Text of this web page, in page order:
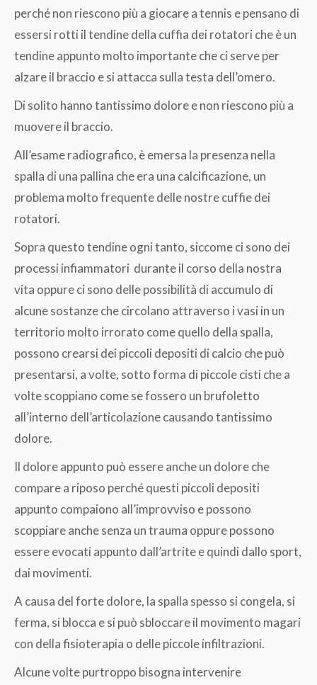
perché non riescono più a giocare a tennis e pensano di
essersi rotti il tendine della cuffia dei rotatori che è un
tendine appunto molto importante che ci serve per
alzare il braccio e si attacca sulla testa dell’omero.
Di solito hanno tantissimo dolore e non riescono più a
muovere il braccio.
All’esame radiografico, è emersa la presenza nella
spalla di una pallina che era una calcificazione, un
problema molto frequente delle nostre cuffie dei
rotatori.
Sopra questo tendine ogni tanto, siccome ci sono dei
processi infiammatori durante il corso della nostra
vita oppure ci sono delle possibilità di accumulo di
alcune sostanze che circolano attraverso i vasi in un
territorio molto irrorato come quello della spalla,
possono crearsi dei piccoli depositi di calcio che può
presentarsi, a volte, sotto forma di piccole cisti che a
volte scoppiano come se fossero un brufoletto
all’interno dell’articolazione causando tantissimo
dolore.
Il dolore appunto può essere anche un dolore che
compare a riposo perché questi piccoli depositi
appunto compaiono all’improvviso e possono
scoppiare anche senza un trauma oppure possono
essere evocati appunto dall’artrite e quindi dallo sport,
dai movimenti.
A causa del forte dolore, la spalla spesso si congela, si
ferma, si blocca e si può sbloccare il movimento magari
con della fisioterapia o delle piccole infiltrazioni.
Alcune volte purtroppo bisogna intervenire